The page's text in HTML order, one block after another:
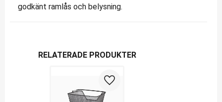
godkänt ramlås och belysning.
RELATERADE PRODUKTER
Lägg till i favoriter